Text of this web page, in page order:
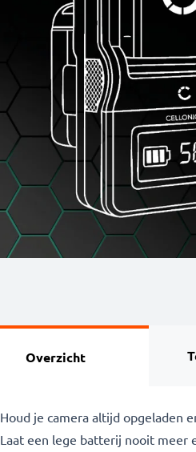
Overzicht
Houd je camera altijd opgeladen
Laat een lege batterij nooit meer